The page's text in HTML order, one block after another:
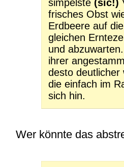
simpelste (sic!)
frisches Obst
Erdbeere auf
gleichen
und
ihrer
desto deutlicher
die einfach im
sich hin.
Wer könnte das